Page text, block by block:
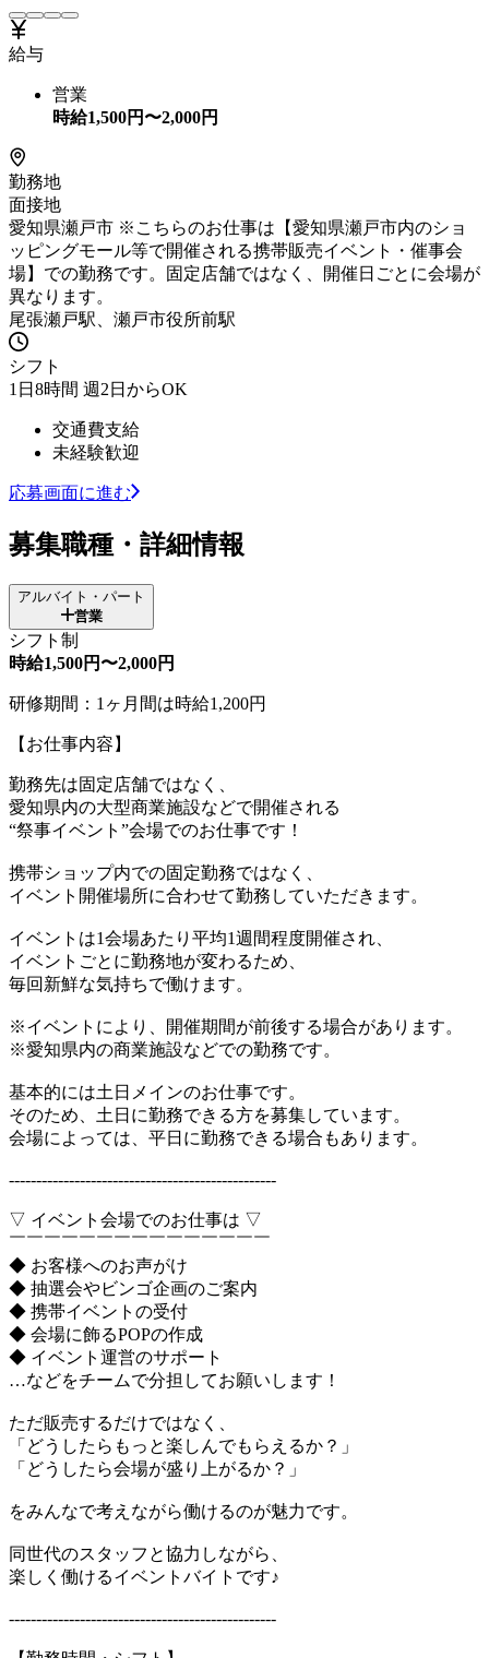
給与
営業
時給1,500円〜2,000円
勤務地
面接地
愛知県瀬戸市 ※こちらのお仕事は【愛知県瀬戸市内のショ
ッピングモール等で開催される携帯販売イベント・催事会
場】での勤務です。固定店舗ではなく、開催日ごとに会場が
異なります。
尾張瀬戸駅、瀬戸市役所前駅
シフト
1日8時間 週2日からOK
交通費支給
未経験歓迎
応募画面に進む
募集職種・詳細情報
アルバイト・パート
営業
シフト制
時給1,500円〜2,000円
研修期間：1ヶ月間は時給1,200円
【お仕事内容】
勤務先は固定店舗ではなく、
愛知県内の大型商業施設などで開催される
“祭事イベント”会場でのお仕事です！
携帯ショップ内での固定勤務ではなく、
イベント開催場所に合わせて勤務していただきます。
イベントは1会場あたり平均1週間程度開催され、
イベントごとに勤務地が変わるため、
毎回新鮮な気持ちで働けます。
※イベントにより、開催期間が前後する場合があります。
※愛知県内の商業施設などでの勤務です。
基本的には土日メインのお仕事です。
そのため、土日に勤務できる方を募集しています。
会場によっては、平日に勤務できる場合もあります。
-------------------------------------------------
▽ イベント会場でのお仕事は ▽
￣￣￣￣￣￣￣￣￣￣￣￣￣￣￣
◆ お客様へのお声がけ
◆ 抽選会やビンゴ企画のご案内
◆ 携帯イベントの受付
◆ 会場に飾るPOPの作成
◆ イベント運営のサポート
…などをチームで分担してお願いします！
ただ販売するだけではなく、
「どうしたらもっと楽しんでもらえるか？」
「どうしたら会場が盛り上がるか？」
をみんなで考えながら働けるのが魅力です。
同世代のスタッフと協力しながら、
楽しく働けるイベントバイトです♪
-------------------------------------------------